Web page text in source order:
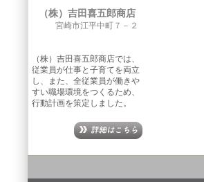
（株）吉田喜五郎商店
宮崎市江平中町７－２
（株）吉田喜五郎商店では、
従業員が仕事と子育てを両立
し、また、全従業員が働きや
すい職場環境をつくるため、
行動計画を策定しました。